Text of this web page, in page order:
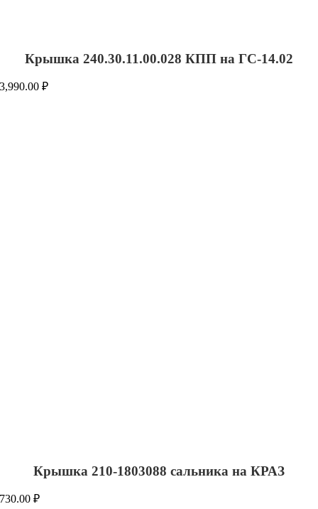
Крышка 240.30.11.00.028 КПП на ГС-14.02
3,990.00₽
Крышка 210-1803088 сальника на КРАЗ
730.00₽